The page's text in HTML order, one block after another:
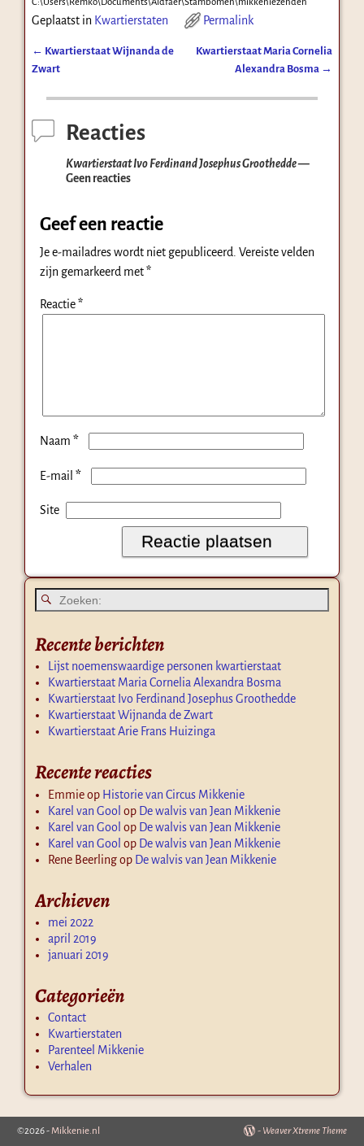
Geplaatst in Kwartierstaten Permalink
Bericht navigatie
← Kwartierstaat Wijnanda de
Zwart
Kwartierstaat Maria Cornelia
Alexandra Bosma →
Reacties
Kwartierstaat Ivo Ferdinand Josephus Groothedde—
Geen reacties
Geef een reactie
Je e-mailadres wordt niet gepubliceerd. Vereiste velden
zijn gemarkeerd met*
Reactie*
Naam *
E-mail *
Site
Recente berichten
Lijst noemenswaardige personen kwartierstaat
Kwartierstaat Maria Cornelia Alexandra Bosma
Kwartierstaat Ivo Ferdinand Josephus Groothedde
Kwartierstaat Wijnanda de Zwart
Kwartierstaat Arie Frans Huizinga
Recente reacties
Emmieop Historie van Circus Mikkenie
Karel van Gool op De walvis van Jean Mikkenie
Karel van Gool op De walvis van Jean Mikkenie
Karel van Gool op De walvis van Jean Mikkenie
Rene Beerlingop De walvis van Jean Mikkenie
Archieven
mei 2022
april 2019
januari 2019
Categorieën
Contact
Kwartierstaten
Parenteel Mikkenie
Verhalen
©2026 -Mikkenie.nl - Weaver Xtreme Theme